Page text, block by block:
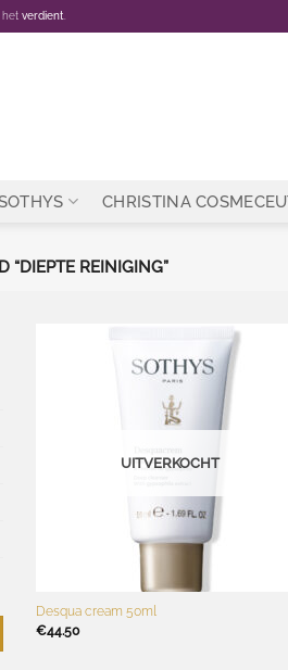
het verdient
CHRISTINA
“DIEPTE REINIGING”
UITVERKOCHT
Desqua cream 50ml
€44.50